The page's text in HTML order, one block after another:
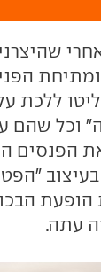
ללכת
וכל שהם
הפנסים